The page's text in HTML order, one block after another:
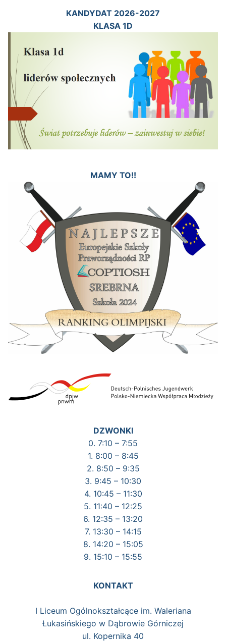
KANDYDAT 2026-2027
KLASA 1D
MAMY TO!!
DZWONKI
0. 7:10 – 7:55
1. 8:00 – 8:45
2. 8:50 – 9:35
3. 9:45 – 10:30
4. 10:45 – 11:30
5. 11:40 – 12:25
6. 12:35 – 13:20
7. 13:30 – 14:15
8. 14:20 – 15:05
9. 15:10 – 15:55
KONTAKT
I Liceum Ogólnokształcące im. Waleriana
Łukasińskiego w Dąbrowie Górniczej
ul. Kopernika 40